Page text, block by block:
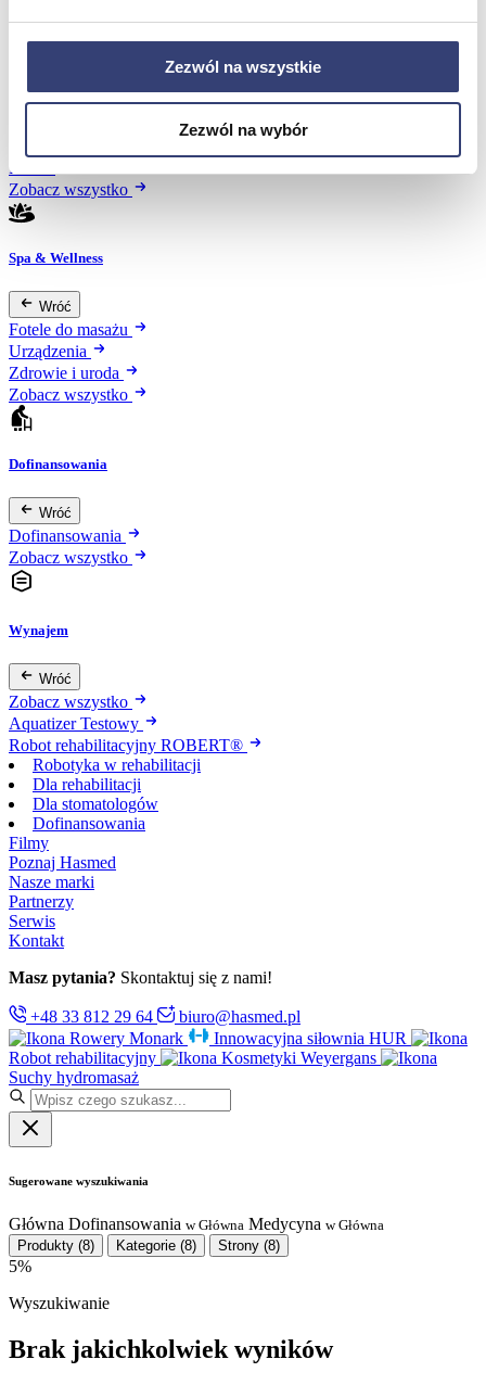
Zezwól na wszystkie
Zezwól na wybór
Taborety i krzesła
Fotele
Zobacz wszystko
Spa & Wellness
Wróć
Fotele do masażu
Urządzenia
Zdrowie i uroda
Zobacz wszystko
Dofinansowania
Wróć
Dofinansowania
Zobacz wszystko
Wynajem
Wróć
Zobacz wszystko
Aquatizer Testowy
Robot rehabilitacyjny ROBERT®
Robotyka w rehabilitacji
Dla rehabilitacji
Dla stomatologów
Dofinansowania
Filmy
Poznaj Hasmed
Nasze marki
Partnerzy
Serwis
Kontakt
Masz pytania? Skontaktuj się z nami!
+48 33 812 29 64
biuro@hasmed.pl
Rowery Monark
Innowacyjna siłownia HUR
Robot rehabilitacyjny
Kosmetyki Weyergans
Suchy hydromasaż
Sugerowane wyszukiwania
Główna Dofinansowania w Główna Medycyna w Główna
Produkty (8) Kategorie (8) Strony (8)
5%
Wyszukiwanie
Brak jakichkolwiek wyników